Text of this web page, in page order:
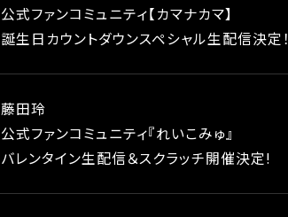
公式ファンコミュニティ【カマナカマ】
誕生日カウントダウンスペシャル生配信決定！
藤田玲
公式ファンコミュニティ『れいこみゅ』
バレンタイン生配信＆スクラッチ開催決定!